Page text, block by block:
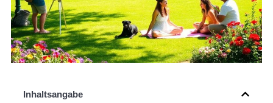
Inhaltsangabe